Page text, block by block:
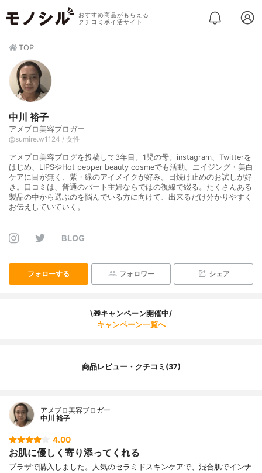
おすすめ商品がもらえる
クチコミポイ活サイト
TOP
中川 裕子
アメブロ美容ブロガー
@sumire.w1124 / 女性
アメブロ美容ブログを投稿して3年目。1児の母。instagram、Twitterを
はじめ、LIPSやHot pepper beauty cosmeでも活動。エイジング・美白
ケアに目が無く、紫・緑のアイメイクが好み。日焼け止めのお試しが好
き。口コミは、普通のパート主婦ならではの視線で綴る。たくさんある
製品の中から選ぶのを悩んでいる方に向けて、出来るだけ分かりやすく
お伝えしていていく。
BLOG
フォローする フォロワー シェア
\🎁キャンペーン開催中/
キャンペーン一覧へ
商品レビュー・クチコミ(37)
アメブロ美容ブロガー
中川 裕子
4.00
お肌に優しく寄り添ってくれる
プラザで購入しました。人気のセラミドスキンケアで、混合肌でインナ